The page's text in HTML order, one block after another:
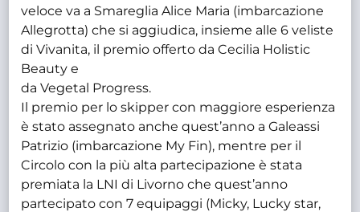
veloce va a Smareglia Alice Maria (imbarcazione
Allegrotta) che si aggiudica, insieme alle 6 veliste
di Vivanita, il premio offerto da Cecilia Holistic
Beauty e
da Vegetal Progress.
Il premio per lo skipper con maggiore esperienza
è stato assegnato anche quest’anno a Galeassi
Patrizio (imbarcazione My Fin), mentre per il
Circolo con la più alta partecipazione è stata
premiata la LNI di Livorno che quest’anno
partecipato con 7 equipaggi (Micky, Lucky star,